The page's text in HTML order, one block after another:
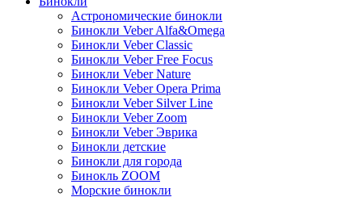
Астрономические бинокли
Бинокли Veber Alfa&Omega
Бинокли Veber Classic
Бинокли Veber Free Focus
Бинокли Veber Nature
Бинокли Veber Opera Prima
Бинокли Veber Silver Line
Бинокли Veber Zoom
Бинокли Veber Эврика
Бинокли детские
Бинокли для города
Бинокль ZOOM
Морские бинокли